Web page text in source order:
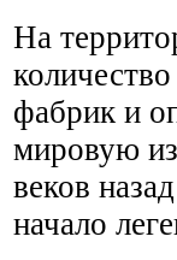
На
фабрик и
мировую
веков
начало